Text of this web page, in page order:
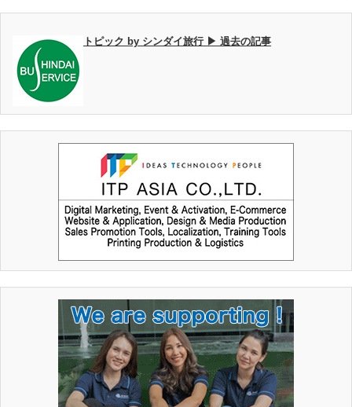
トピック by シンダイ旅行 ▶ 過去の記事